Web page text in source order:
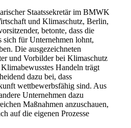
Staatssekretär im BMWK
und Klimaschutz, Berlin,
betonte, dass die
sich für Unternehmen lohnt,
Die ausgezeichneten
und Vorbilder bei Klimaschutz
Handeln trägt
dazu bei, dass
wettbewerbsfähig sind. Aus
Unternehmen dazu
Maßnahmen anzuschauen,
auf die eigenen Prozesse